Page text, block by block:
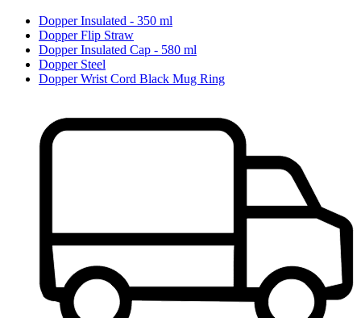
Dopper Insulated - 350 ml
Dopper Flip Straw
Dopper Insulated Cap - 580 ml
Dopper Steel
Dopper Wrist Cord Black Mug Ring